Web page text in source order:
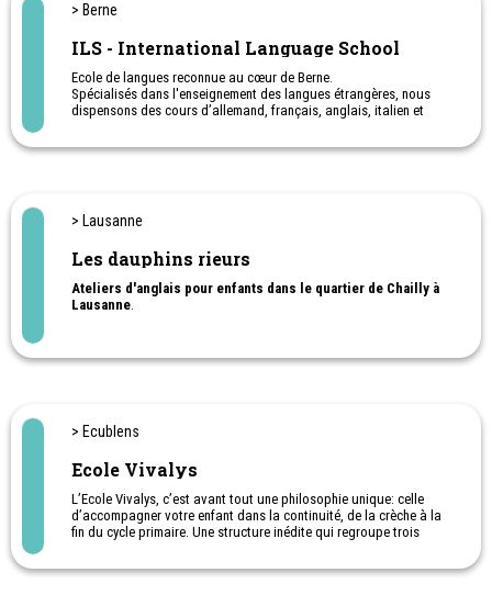
> Berne
ILS - International Language School
Ecole de langues reconnue au cœur de Berne.
Spécialisés dans l'enseignement des langues étrangères, nous
dispensons des cours d’allemand, français, anglais, italien et
Séjours linguistiques pour étudiants internationaux et romands
> Lausanne
Les dauphins rieurs
Ateliers d'anglais pour enfants dans le quartier de Chailly à
Lausanne.
> Ecublens
Ecole Vivalys
L’Ecole Vivalys, c’est avant tout une philosophie unique: celle
d’accompagner votre enfant dans la continuité, de la crèche à la
fin du cycle primaire. Une structure inédite qui regroupe trois